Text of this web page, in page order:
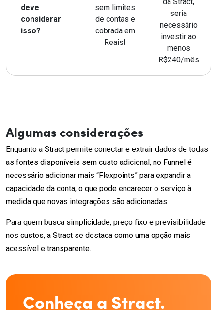
deve
considerar
isso?
sem limites
de contas e
cobrada em
Reais!
seria
necessário
investir ao
menos
R$240/mês
Algumas considerações
Enquanto a Stract permite conectar e extrair dados de todas
as fontes disponíveis sem custo adicional, no Funnel é
necessário adicionar mais “Flexpoints” para expandir a
capacidade da conta, o que pode encarecer o serviço à
medida que novas integrações são adicionadas.
Para quem busca simplicidade, preço fixo e previsibilidade
nos custos, a Stract se destaca como uma opção mais
acessível e transparente.
Conheça a Stract.